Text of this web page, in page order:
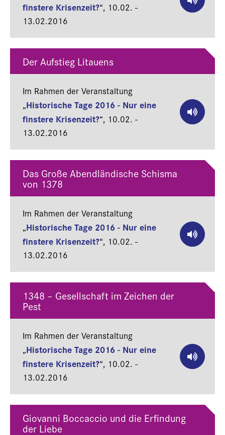
finstere Krisenzeit?“, 10.02. -
13.02.2016
Der Aufstieg Litauens
Im Rahmen der Veranstaltung
„Historische Tage 2016 - Nur eine
finstere Krisenzeit?“, 10.02. -
13.02.2016
Das Große Abendländische Schisma
von 1378
Im Rahmen der Veranstaltung
„Historische Tage 2016 - Nur eine
finstere Krisenzeit?“, 10.02. -
13.02.2016
1348 – Gesellschaft im Zeichen der
Pest
Im Rahmen der Veranstaltung
„Historische Tage 2016 - Nur eine
finstere Krisenzeit?“, 10.02. -
13.02.2016
Giovanni Boccaccio und die Erfindung
der Liebe